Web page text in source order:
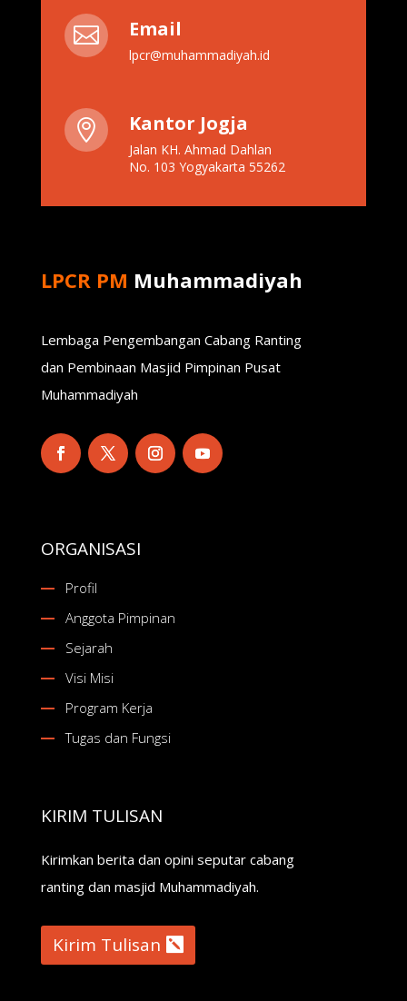
 Email
lpcr@muhammadiyah.id
 Kantor Jogja
Jalan KH. Ahmad Dahlan
No. 103 Yogyakarta 55262
LPCR PM Muhammadiyah
Lembaga Pengembangan Cabang Ranting
dan Pembinaan Masjid Pimpinan Pusat
Muhammadiyah
ORGANISASI
Profil
Anggota Pimpinan
Sejarah
Visi Misi
Program Kerja
Tugas dan Fungsi
KIRIM TULISAN
Kirimkan berita dan opini seputar cabang
ranting dan masjid Muhammadiyah.
Kirim Tulisan